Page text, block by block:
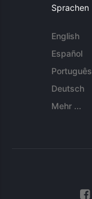
Sprachen
English
Español
Português
Deutsch
Mehr ...